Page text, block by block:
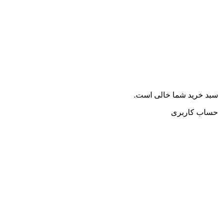
سبد خرید شما خالی است.
حساب کاربری